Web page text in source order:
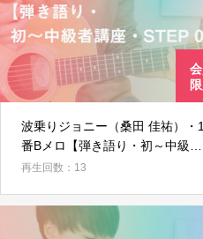
波乗りジョニー（桑田 佳祐）・1
番Bメロ【弾き語り・初～中級者
講座・STEP 08】
再生回数：13